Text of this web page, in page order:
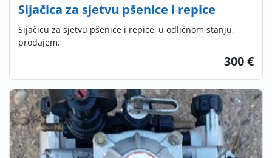
Sijačica za sjetvu pšenice i repice
Sijačicu za sjetvu pšenice i repice, u odličnom stanju,
prodajem.
300 €